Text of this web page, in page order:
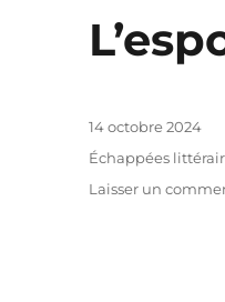
Publié
le
14 octobre 2024
Catégories
Échappées
Laisser un